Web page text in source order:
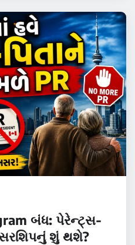
બંધ: પેરેન્ટ્સ-
શું થશે?